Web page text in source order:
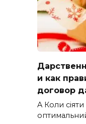
и как
договор
A Коли